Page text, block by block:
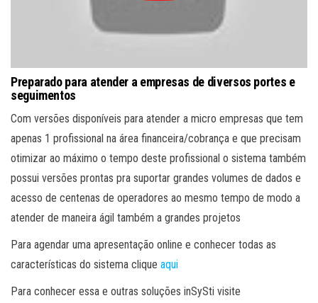
Preparado para atender a empresas de diversos portes e
seguimentos
Com versões disponíveis para atender a micro empresas que tem
apenas 1 profissional na área financeira/cobrança e que precisam
otimizar ao máximo o tempo deste profissional o sistema também
possui versões prontas pra suportar grandes volumes de dados e
acesso de centenas de operadores ao mesmo tempo de modo a
atender de maneira ágil também a grandes projetos
Para agendar uma apresentação online e conhecer todas as
características do sistema clique aqui
Para conhecer essa e outras soluções inSySti visite